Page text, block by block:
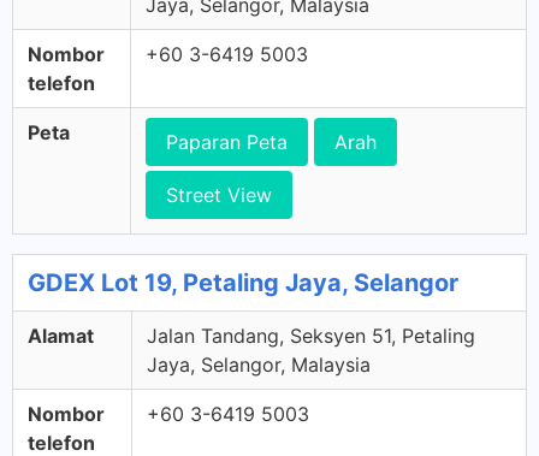
Jaya, Selangor, Malaysia
Nombor
telefon
+60 3-6419 5003
Peta Paparan Peta Arah
Street View
GDEX Lot 19, Petaling Jaya, Selangor
Alamat
Jalan Tandang, Seksyen 51, Petaling
Jaya, Selangor, Malaysia
Nombor
telefon
+60 3-6419 5003